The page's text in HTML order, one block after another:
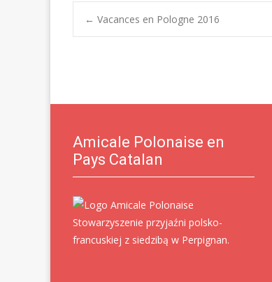
Post
← Vacances en Pologne 2016
Amicale Polonaise en
Pays Catalan
Stowarzyszenie przyjaźni polsko-
francuskiej z siedzibą w Perpignan.